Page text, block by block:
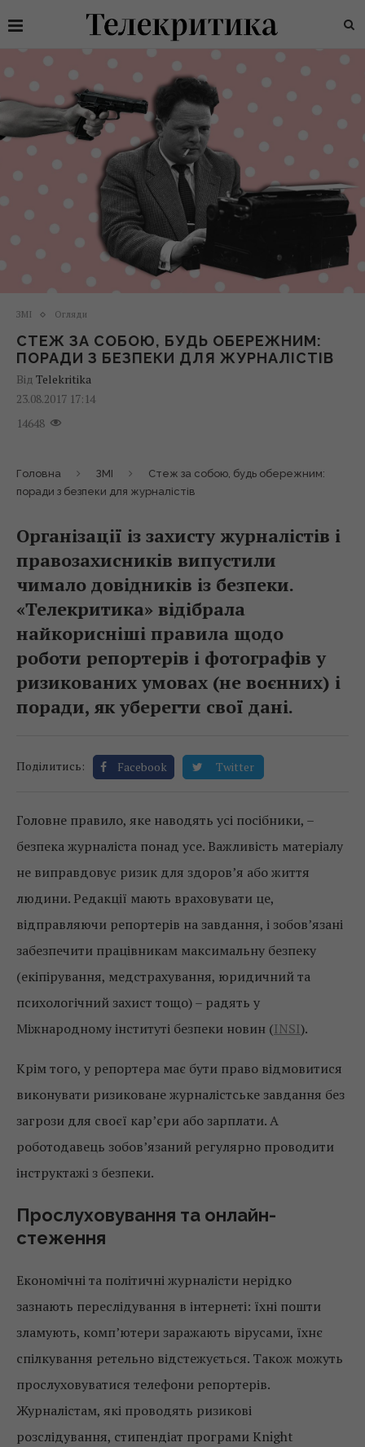
ЗМІ Огляди
СТЕЖ ЗА СОБОЮ, БУДЬ ОБЕРЕЖНИМ:
ПОРАДИ З БЕЗПЕКИ ДЛЯ ЖУРНАЛІСТІВ
Від Telekritika
23.08.2017 17:14
14648
Головна ЗМІ
Стеж за собою, будь обережним:
поради з безпеки для журналістів
Організації із захисту журналістів і
правозахисників випустили
чимало довідників із безпеки.
«Телекритика» відібрала
найкорисніші правила щодо
роботи репортерів і фотографів у
ризикованих умовах (не воєнних) і
поради, як уберегти свої дані.
Поділитись: Facebook Twitter
Головне правило, яке наводять усі посібники, –
безпека журналіста понад усе. Важливість матеріалу
не виправдовує ризик для здоров’я або життя
людини. Редакції мають враховувати це,
відправляючи репортерів на завдання, і зобов’язані
забезпечити працівникам максимальну безпеку
(екіпірування, медстрахування, юридичний та
психологічний захист тощо) – радять у
Міжнародному інституті безпеки новин (INSI).
Крім того, у репортера має бути право відмовитися
виконувати ризиковане журналістське завдання без
загрози для своєї кар’єри або зарплати. А
роботодавець зобов’язаний регулярно проводити
інструктажі з безпеки.
Прослуховування та онлайн-
стеження
Економічні та політичні журналісти нерідко
зазнають переслідування в інтернеті: їхні пошти
зламують, комп’ютери заражають вірусами, їхнє
спілкування ретельно відстежується. Також можуть
прослуховуватися телефони репортерів.
Журналістам, які проводять ризикові
розслідування, стипендіат програми Knight